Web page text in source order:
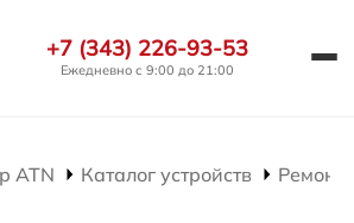
+7 (343) 226-93-53
Ежедневно с 9:00 до 21:00
ATN Каталог устройств Ремонт